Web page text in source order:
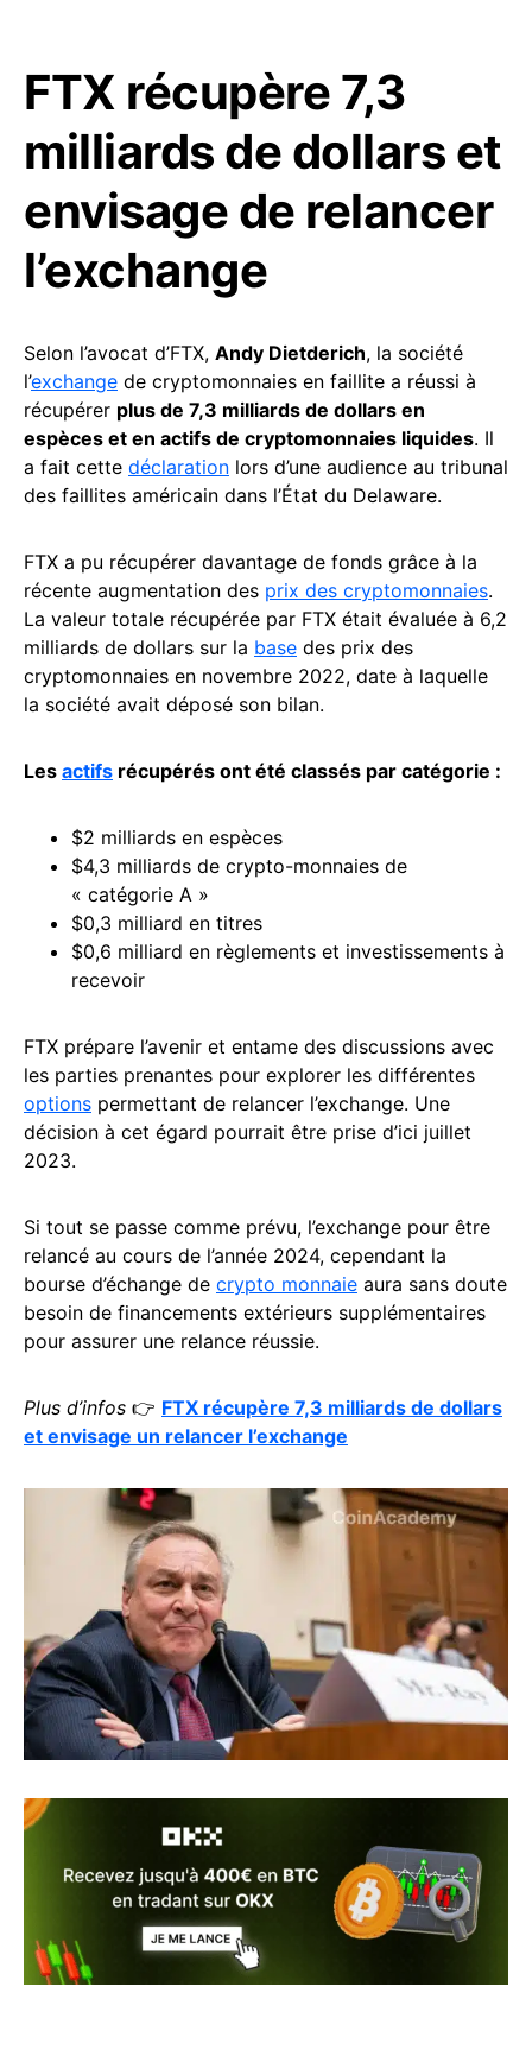
FTX récupère 7,3
milliards de dollars et
envisage de relancer
l’exchange
Selon l’avocat d’FTX, Andy Dietderich, la société
l’exchange de cryptomonnaies en faillite a réussi à
récupérer plus de 7,3 milliards de dollars en
espèces et en actifs de cryptomonnaies liquides. Il
a fait cette déclaration lors d’une audience au tribunal
des faillites américain dans l’État du Delaware.
FTX a pu récupérer davantage de fonds grâce à la
récente augmentation des prix des cryptomonnaies.
La valeur totale récupérée par FTX était évaluée à 6,2
milliards de dollars sur la base des prix des
cryptomonnaies en novembre 2022, date à laquelle
la société avait déposé son bilan.
Les actifs récupérés ont été classés par catégorie :
$2 milliards en espèces
$4,3 milliards de crypto-monnaies de
« catégorie A »
$0,3 milliard en titres
$0,6 milliard en règlements et investissements à
recevoir
FTX prépare l’avenir et entame des discussions avec
les parties prenantes pour explorer les différentes
options permettant de relancer l’exchange. Une
décision à cet égard pourrait être prise d’ici juillet
2023.
Si tout se passe comme prévu, l’exchange pour être
relancé au cours de l’année 2024, cependant la
bourse d’échange de crypto monnaie aura sans doute
besoin de financements extérieurs supplémentaires
pour assurer une relance réussie.
Plus d’infos 👉 FTX récupère 7,3 milliards de dollars
et envisage un relancer l’exchange